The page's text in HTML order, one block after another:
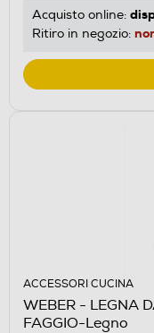
Acquisto online:
Ritiro in negozio:
ACCESSORI CUCINA
WEBER - LEGNA
FAGGIO-Legno